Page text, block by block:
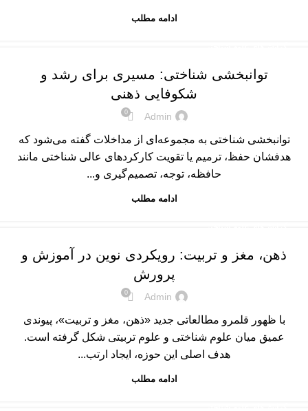
ادامه مطلب
توانبخشی شناختی: مسیری برای رشد و
شکوفایی ذهنی
Admin
0
توانبخشی شناختی به مجموعه‌ای از مداخلات گفته می‌شود که
هدفشان حفظ، ترمیم یا تقویت کارکردهای عالی شناختی مانند
حافظه، توجه، تصمیم‌گیری و...
ادامه مطلب
ذهن، مغز و تربیت: رویکردی نوین در آموزش و
پرورش
Admin
0
با ظهور قلمرو مطالعاتی جدید «ذهن، مغز و تربیت»، پیوندی
عمیق میان علوم شناختی و علوم تربیتی شکل گرفته است.
هدف اصلی این حوزه، ایجاد ارتب...
ادامه مطلب